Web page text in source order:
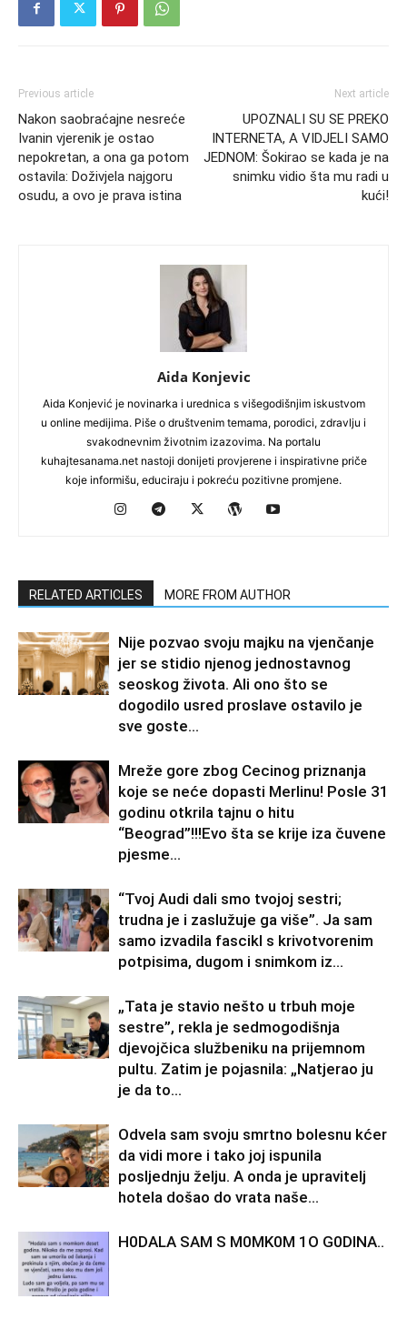
Previous article
Nakon saobraćajne nesreće
Ivanin vjerenik je ostao
nepokretan, a ona ga potom
ostavila: Doživjela najgoru
osudu, a ovo je prava istina
Next article
UPOZNALI SU SE PREKO
INTERNETA, A VIDJELI SAMO
JEDNOM: Šokirao se kada je na
snimku vidio šta mu radi u
kući!
Aida Konjevic
Aida Konjević je novinarka i urednica s višegodišnjim iskustvom
u online medijima. Piše o društvenim temama, porodici, zdravlju i
svakodnevnim životnim izazovima. Na portalu
kuhajtesanama.net nastoji donijeti provjerene i inspirativne priče
koje informišu, educiraju i pokreću pozitivne promjene.
RELATED ARTICLES MORE FROM AUTHOR
Nije pozvao svoju majku na vjenčanje
jer se stidio njenog jednostavnog
seoskog života. Ali ono što se
dogodilo usred proslave ostavilo je
sve goste...
Mreže gore zbog Cecinog priznanja
koje se neće dopasti Merlinu! Posle 31
godinu otkrila tajnu o hitu
“Beograd”!!!Evo šta se krije iza čuvene
pjesme...
“Tvoj Audi dali smo tvojoj sestri;
trudna je i zaslužuje ga više”. Ja sam
samo izvadila fascikl s krivotvorenim
potpisima, dugom i snimkom iz...
„Tata je stavio nešto u trbuh moje
sestre”, rekla je sedmogodišnja
djevojčica službeniku na prijemnom
pultu. Zatim je pojasnila: „Natjerao ju
je da to...
Odvela sam svoju smrtno bolesnu kćer
da vidi more i tako joj ispunila
posljednju želju. A onda je upravitelj
hotela došao do vrata naše...
H0DALA SAM S M0MK0M 1O G0DINA..